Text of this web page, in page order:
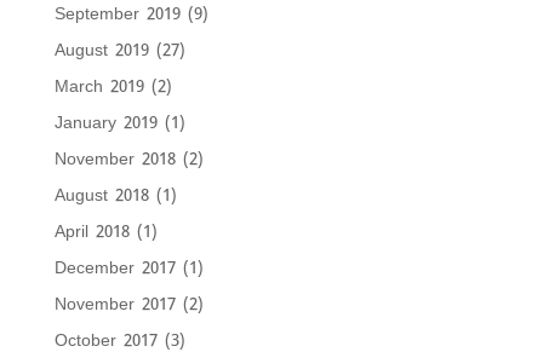
September 2019(9)
August 2019(27)
March 2019(2)
January 2019(1)
November 2018(2)
August 2018(1)
April 2018(1)
December 2017(1)
November 2017(2)
October 2017(3)